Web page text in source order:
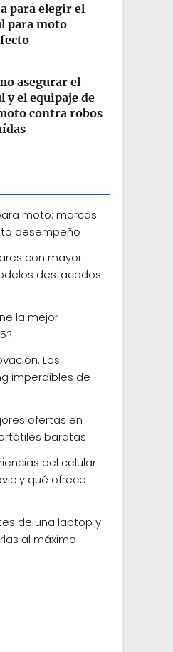
para elegir el
para moto
asegurar el
y el equipaje de
contra robos
moto: marcas
desempeño
con mayor
destacados
la mejor
Los
imperdibles de
ofertas en
baratas
del celular
y qué ofrece
de una laptop y
al máximo